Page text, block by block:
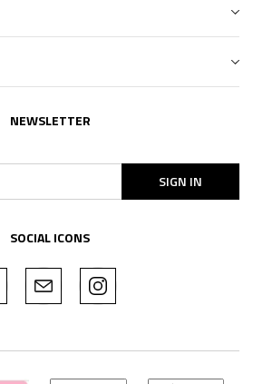
NEWSLETTER
SIGN IN
SOCIAL ICONS